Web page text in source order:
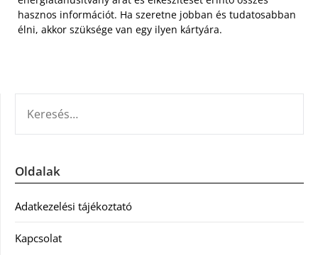
hasznos információt. Ha szeretne jobban és tudatosabban
élni, akkor szüksége van egy ilyen kártyára.
Oldalak
Adatkezelési tájékoztató
Kapcsolat